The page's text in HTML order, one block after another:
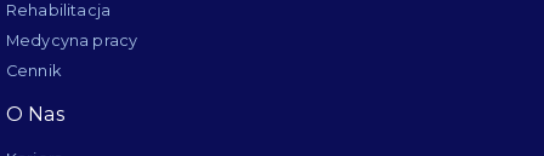
Rehabilitacja
Medycyna pracy
Cennik
O Nas